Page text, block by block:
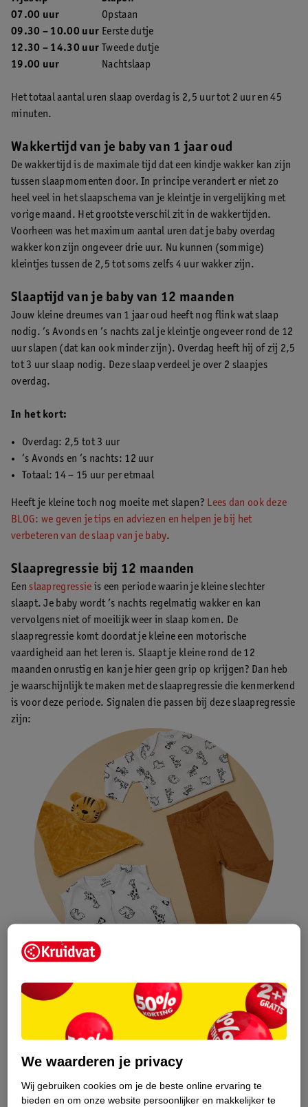
07.00 uur
Opstaan
09.30 – 10.00 uur Eerste dutje
12.30 – 14.30 uur
Tweede dutje
19.00 uur
Nachtslaap
Het totaal aantal uren slaap overdag is 2,5 uur tot 2 uur en 45
minuten.
Wakkertijd van je baby van 1 jaar oud
De wakkertijd is de maximale tijd dat een kindje wakker kan zijn
tussen slaapmomenten door. In principe verandert er niet zo
heel veel in het slaapschema van je kleintje in vergelijking met
vorige maand. Het grootste verschil zit in de wakkertijden.
Voorheen was het maximum aantal uren dat je baby overdag
wakker kon zijn ongeveer drie uur. Nu kunnen (sommige)
kleintjes tussen de 2,5 tot soms zelfs 4 uur wakker zijn.
Slaaptijd van je baby van 12 maanden
Jouw kleine dreumes van 1 jaar oud heeft nog flink wat slaap
nodig. ’s Avonds en ’s nachts zal je kleintje ongeveer rond de 12
uur slapen (dat kan ook minder zijn). Overdag heeft hij of zij 2,5
tot 3 uur slaap nodig. Deze slaap verdeel je over 2 slaapjes
overdag.
In het kort:
Overdag: 2,5 tot 3 uur
‘s Avonds en ‘s nachts: 12 uur
Totaal: 14 – 15 uur per etmaal
Heeft je kleine toch nog moeite met slapen? Lees dan ook deze
BLOG: we geven je tips en adviezen en helpen je bij het
verbeteren van de slaap van je baby.
Slaapregressie bij 12 maanden
Een slaapregressie is een periode waarin je kleine slechter
slaapt. Je baby wordt ’s nachts regelmatig wakker en kan
vervolgens niet of moeilijk weer in slaap komen. De
slaapregressie komt doordat je kleine een motorische
vaardigheid aan het leren is. Slaapt je kleine rond de 12
maanden onrustig en kan je hier geen grip op krijgen? Dan heb
je waarschijnlijk te maken met de slaapregressie die kenmerkend
is voor deze periode. Signalen die passen bij deze slaapregressie
zijn:
Korte dutjes.
Dutjes weigeren. Sommige koppige kindjes denken dat ze aan
het geval.
’s Nachts weer vaker wakker zijn.
We waarderen je privacy
Wij gebruiken cookies om je de beste online ervaring te
bieden en om onze website persoonlijker en makkelijker te